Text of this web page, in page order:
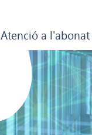
Atenció a l'abonat